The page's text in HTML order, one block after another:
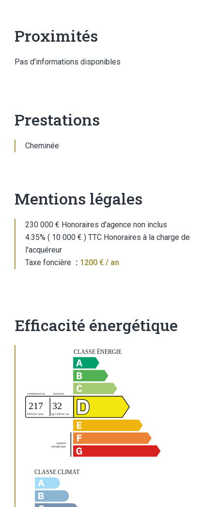
Proximités
Pas d'informations disponibles
Prestations
Cheminée
Mentions légales
230 000 € Honoraires d'agence non inclus
4.35% ( 10 000 € ) TTC Honoraires à la charge de
l'acquéreur
Taxe foncière
1200 € / an
Efficacité énergétique